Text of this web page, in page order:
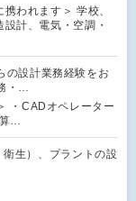
われます＞ 学校、
計、電気・空調・
の設計業務経験をお
・…
・CADオペレーター
…
生）、プラントの設